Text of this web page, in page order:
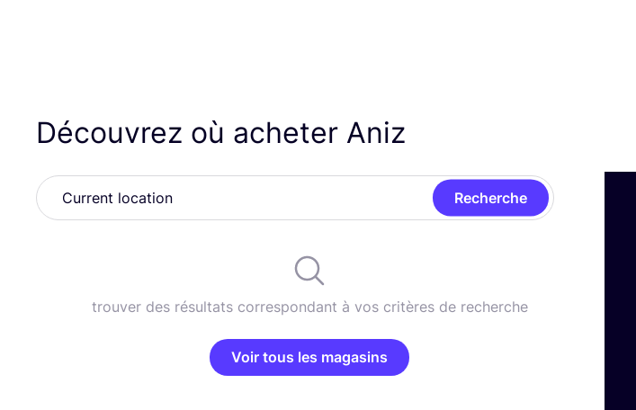
Découvrez où acheter Aniz
Recherche
trouver des résultats correspondant à vos critères de recherche
Voir tous les magasins